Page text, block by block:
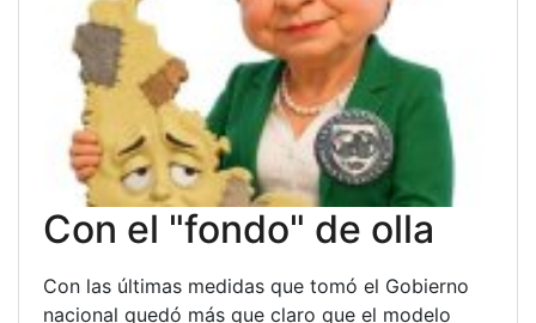
Con el "fondo" de olla
Con las últimas medidas que tomó el Gobierno
nacional quedó más que claro que el modelo